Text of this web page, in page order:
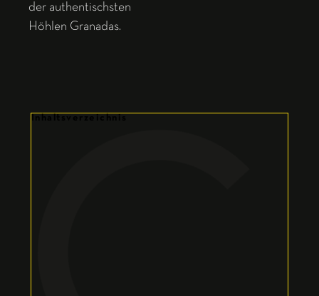
der authentischsten
Höhlen Granadas.